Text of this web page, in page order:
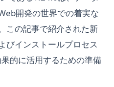
開発の世界での着実な
この記事で紹介された新
びインストールプロセス
的に活用するための準備